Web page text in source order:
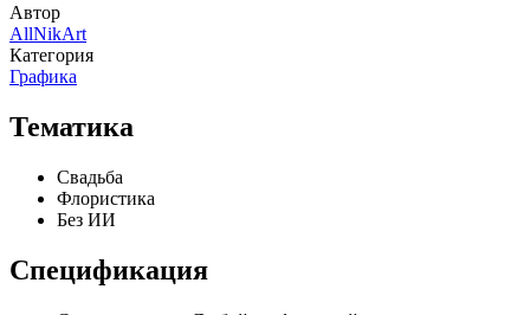
Автор
AllNikArt
Категория
Графика
Тематика
Свадьба
Флористика
Без ИИ
Спецификация